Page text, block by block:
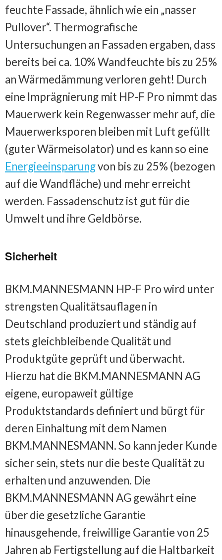
feuchte Fassade, ähnlich wie ein „nasser
Pullover“. Thermografische
Untersuchungen an Fassaden ergaben, dass
bereits bei ca. 10% Wandfeuchte bis zu 25%
an Wärmedämmung verloren geht! Durch
eine Imprägnierung mit HP-F Pro nimmt das
Mauerwerk kein Regenwasser mehr auf, die
Mauerwerksporen bleiben mit Luft gefüllt
(guter Wärmeisolator) und es kann so eine
Energieeinsparungvon bis zu 25% (bezogen
auf die Wandfläche) und mehr erreicht
werden. Fassadenschutz ist gut für die
Umwelt und ihre Geldbörse.
Sicherheit
BKM.MANNESMANN HP-F Pro wird unter
strengsten Qualitätsauflagen in
Deutschland produziert und ständig auf
stets gleichbleibende Qualität und
Produktgüte geprüft und überwacht.
Hierzu hat die BKM.MANNESMANN AG
eigene, europaweit gültige
Produktstandards definiert und bürgt für
deren Einhaltung mit dem Namen
BKM.MANNESMANN. So kann jeder Kunde
sicher sein, stets nur die beste Qualität zu
erhalten und anzuwenden. Die
BKM.MANNESMANN AG gewährt eine
über die gesetzliche Garantie
hinausgehende, freiwillige Garantie von 25
Jahren ab Fertigstellung auf die Haltbarkeit